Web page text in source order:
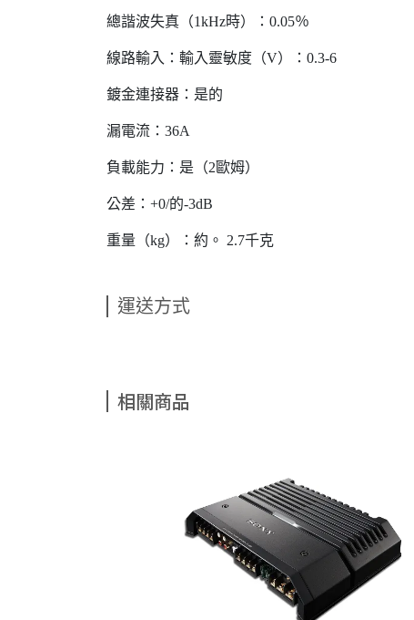
總諧波失真（1kHz時）：0.05％
線路輸入：輸入靈敏度（V）：0.3-6
鍍金連接器：是的
漏電流：36A
負載能力：是（2歐姆）
公差：+0/的-3dB
重量（kg）：約。 2.7千克
運送方式
相關商品